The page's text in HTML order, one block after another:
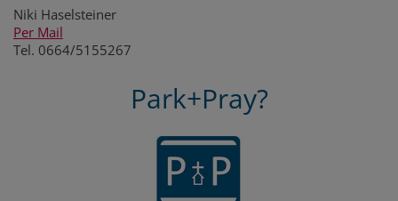
Niki Haselsteiner
Per Mail
Tel. 0664/5155267
Park+Pray?